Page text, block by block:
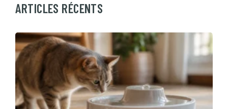
ARTICLES RÉCENTS